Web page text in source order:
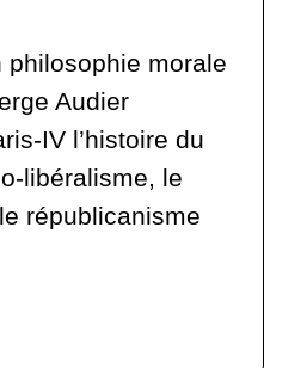
philosophie morale
Audier
IV l’histoire du
libéralisme, le
républicanisme